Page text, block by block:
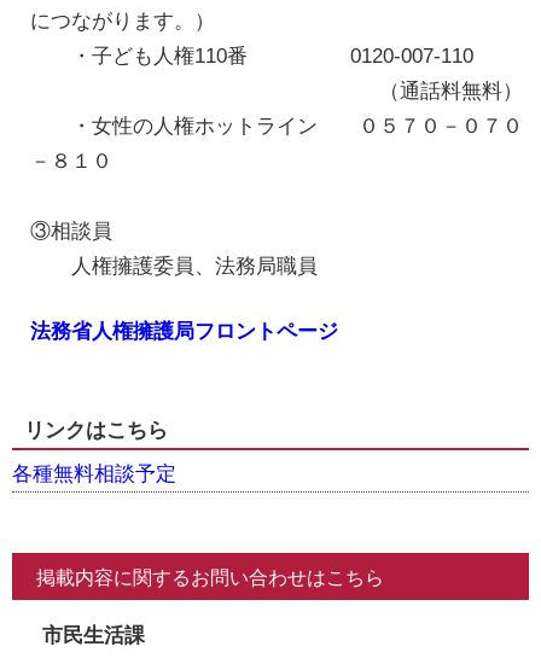
につながります。）
・子ども人権110番 0120-007-110
（通話料無料）
・女性の人権ホットライン ０５７０－０７０
－８１０
③相談員
人権擁護委員、法務局職員
法務省人権擁護局フロントページ
リンクはこちら
各種無料相談予定
掲載内容に関するお問い合わせはこちら
市民生活課